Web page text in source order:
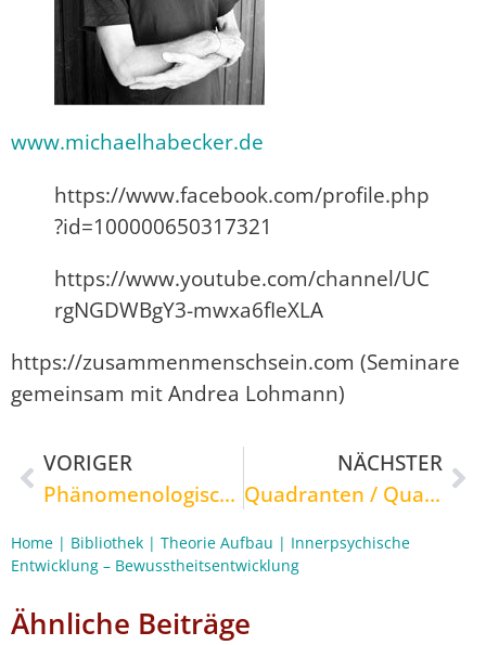
www.michaelhabecker.de
https://www.facebook.com/profile.php
?id=100000650317321
https://www.youtube.com/channel/UC
rgNGDWBgY3-mwxa6fIeXLA
https://zusammenmenschsein.com (Seminare
gemeinsam mit Andrea Lohmann)
VORIGER
Phänomenologische Welten, Erkenntnis und Entfremdung
NÄCHSTER
Quadranten / Quadrivia
Home | Bibliothek | Theorie Aufbau | Innerpsychische
Entwicklung – Bewusstheitsentwicklung
Ähnliche Beiträge